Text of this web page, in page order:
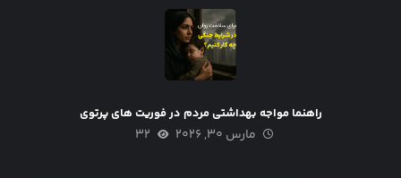
راهنما مواجه بهداشتی مردم در فوریت های پرتوی
مارس ۳۰, ۲۰۲۶ ۳۲